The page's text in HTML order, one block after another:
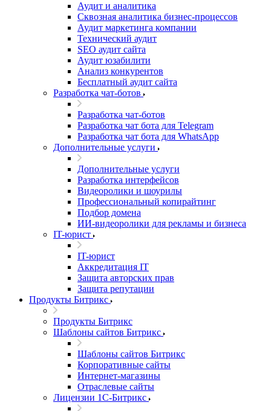
Аудит и аналитика
Сквозная аналитика бизнес-процессов
Аудит маркетинга компании
Технический аудит
SEO аудит сайта
Аудит юзабилити
Анализ конкурентов
Бесплатный аудит сайта
Разработка чат-ботов
Разработка чат-ботов
Разработка чат бота для Telegram
Разработка чат бота для WhatsApp
Дополнительные услуги
Дополнительные услуги
Разработка интерфейсов
Видеоролики и шоурилы
Профессиональный копирайтинг
Подбор домена
ИИ-видеоролики для рекламы и бизнеса
IT-юрист
IT-юрист
Аккредитация IT
Защита авторских прав
Защита репутации
Продукты Битрикс
Продукты Битрикс
Шаблоны сайтов Битрикс
Шаблоны сайтов Битрикс
Корпоративные сайты
Интернет-магазины
Отраслевые сайты
Лицензии 1С-Битрикс